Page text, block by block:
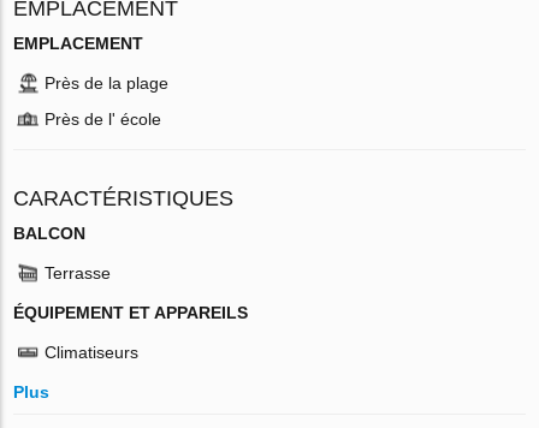
EMPLACEMENT
EMPLACEMENT
Près de la plage
Près de l' école
CARACTÉRISTIQUES
BALCON
Terrasse
ÉQUIPEMENT ET APPAREILS
Climatiseurs
Plus